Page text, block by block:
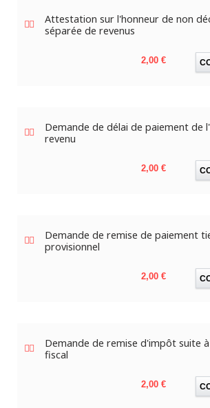
Attestation sur l'honneur de non
séparée de revenus
Prix
2,00 €
Demande de délai de paiement de
revenu
Prix
2,00 €
Demande de remise de paiement
provisionnel
Prix
2,00 €
Demande de remise d'impôt suite
fiscal
Prix
2,00 €